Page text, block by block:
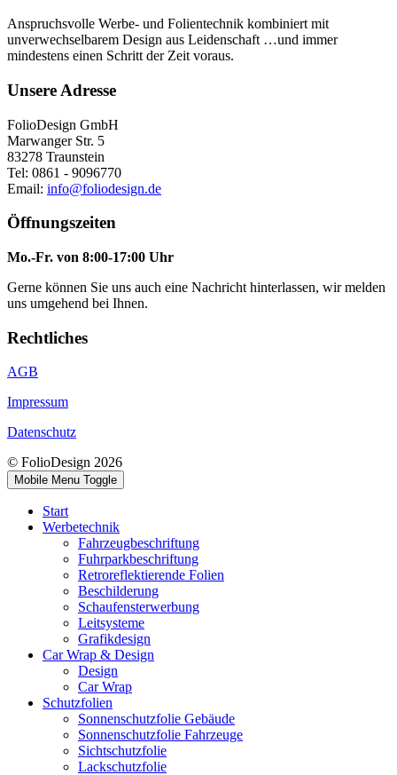
Anspruchsvolle Werbe- und Folientechnik kombiniert mit
unverwechselbarem Design aus Leidenschaft …und immer
mindestens einen Schritt der Zeit voraus.
Unsere Adresse
FolioDesign GmbH
Marwanger Str. 5
83278 Traunstein
Tel: 0861 - 9096770
Email: info@foliodesign.de
Öffnungszeiten
Mo.-Fr. von 8:00-17:00 Uhr
Gerne können Sie uns auch eine Nachricht hinterlassen, wir melden
uns umgehend bei Ihnen.
Rechtliches
AGB
Impressum
Datenschutz
© FolioDesign 2026
Mobile Menu Toggle
Start
Werbetechnik
Fahrzeugbeschriftung
Fuhrparkbeschriftung
Retroreflektierende Folien
Beschilderung
Schaufensterwerbung
Leitsysteme
Grafikdesign
Car Wrap & Design
Design
Car Wrap
Schutzfolien
Sonnenschutzfolie Gebäude
Sonnenschutzfolie Fahrzeuge
Sichtschutzfolie
Lackschutzfolie